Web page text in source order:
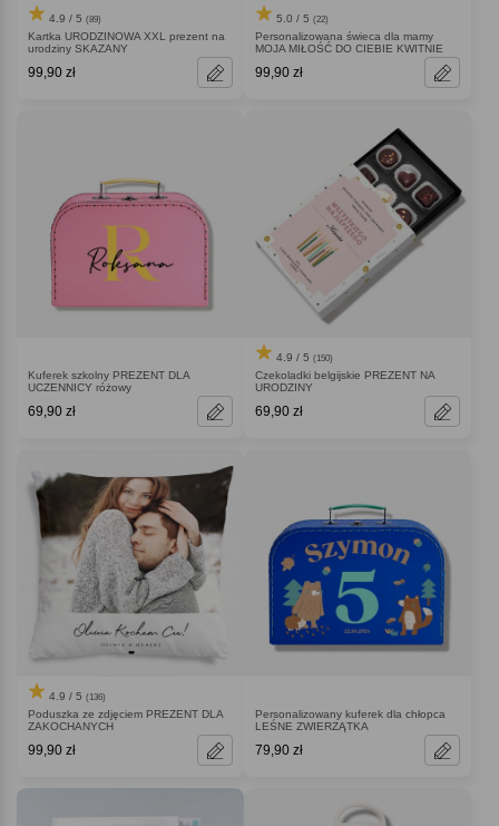
4.9 / 5 (89)
Kartka URODZINOWA XXL prezent na
urodziny SKAZANY
99,90 zł
5.0 / 5 (22)
Personalizowana świeca dla mamy
MOJA MIŁOŚĆ DO CIEBIE KWITNIE
99,90 zł
Kuferek szkolny PREZENT DLA
UCZENNICY różowy
69,90 zł
4.9 / 5 (150)
Czekoladki belgijskie PREZENT NA
URODZINY
69,90 zł
4.9 / 5 (136)
Poduszka ze zdjęciem PREZENT DLA
ZAKOCHANYCH
99,90 zł
Personalizowany kuferek dla chłopca
LEŚNE ZWIERZĄTKA
79,90 zł